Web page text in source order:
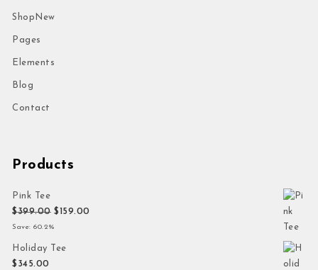
Shop New
Pages
Elements
Blog
Contact
Products
Pink Tee
$399.00 Original price was: $399.00.
$159.00Current price is: $159.00.
Save: 60.2%
Holiday Tee
$ 345.00